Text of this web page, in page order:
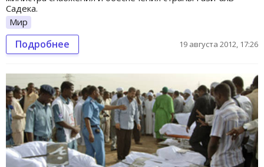
Садека.
Мир
Подробнее 19 августа 2012, 17:26